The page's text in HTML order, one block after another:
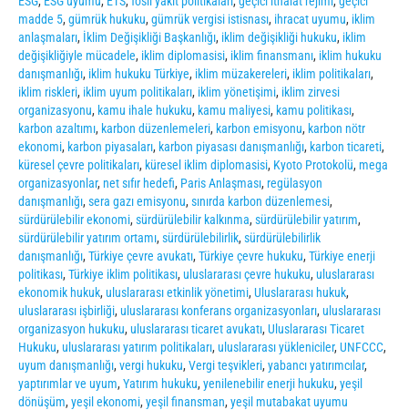
madde 5, gümrük hukuku, gümrük vergisi istisnası, ihracat uyumu, iklim
anlaşmaları, İklim Değişikliği Başkanlığı, iklim değişikliği hukuku, iklim
değişikliğiyle mücadele, iklim diplomasisi, iklim finansmanı, iklim hukuku
danışmanlığı, iklim hukuku Türkiye, iklim müzakereleri, iklim politikaları,
iklim riskleri, iklim uyum politikaları, iklim yönetişimi, iklim zirvesi
organizasyonu, kamu ihale hukuku, kamu maliyesi, kamu politikası,
karbon azaltımı, karbon düzenlemeleri, karbon emisyonu, karbon nötr
ekonomi, karbon piyasaları, karbon piyasası danışmanlığı, karbon ticareti,
küresel çevre politikaları, küresel iklim diplomasisi, Kyoto Protokolü, mega
organizasyonlar, net sıfır hedefi, Paris Anlaşması, regülasyon
danışmanlığı, sera gazı emisyonu, sınırda karbon düzenlemesi,
sürdürülebilir ekonomi, sürdürülebilir kalkınma, sürdürülebilir yatırım,
sürdürülebilir yatırım ortamı, sürdürülebilirlik, sürdürülebilirlik
danışmanlığı, Türkiye çevre avukatı, Türkiye çevre hukuku, Türkiye enerji
politikası, Türkiye iklim politikası, uluslararası çevre hukuku, uluslararası
ekonomik hukuk, uluslararası etkinlik yönetimi, Uluslararası hukuk,
uluslararası işbirliği, uluslararası konferans organizasyonları, uluslararası
organizasyon hukuku, uluslararası ticaret avukatı, Uluslararası Ticaret
Hukuku, uluslararası yatırım politikaları, uluslararası yükleniciler, UNFCCC,
uyum danışmanlığı, vergi hukuku, Vergi teşvikleri, yabancı yatırımcılar,
yaptırımlar ve uyum, Yatırım hukuku, yenilenebilir enerji hukuku, yeşil
dönüşüm, yeşil ekonomi, yeşil finansman, yeşil mutabakat uyumu